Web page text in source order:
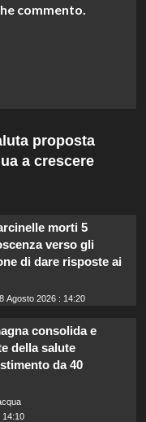
commento.
proposta
a crescere
morti 5
verso gli
di dare risposte ai
8 Agosto 2026 : 14:20
consolida e
della salute
da 40
14:10